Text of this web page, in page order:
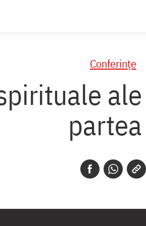
Conferințe